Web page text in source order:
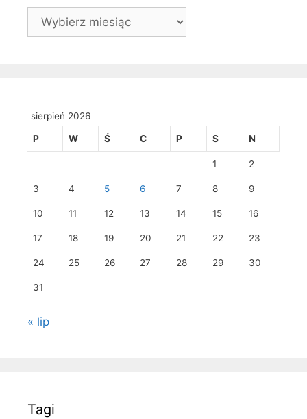
Archiwa
sierpień 2026
P W Ś C P S N
1 2
3 4 5 6 7 8 9
10 11 12 13 14 15 16
17 18 19 20 21 22 23
24 25 26 27 28 29 30
31
« lip
Tagi